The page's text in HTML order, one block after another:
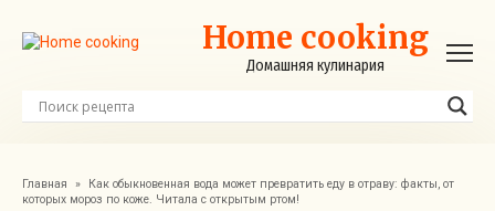
контенту
Home cooking
Домашняя кулинария
Главная »
Как обыкновенная вода может превратить еду в отраву: факты, от
которых мороз по коже. Читала с открытым ртом!